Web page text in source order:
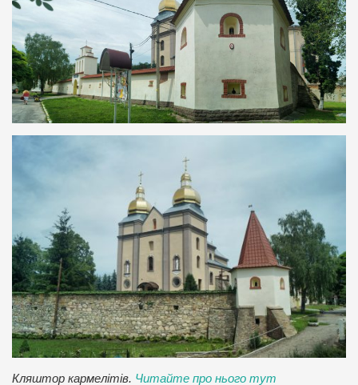
Кляштор кармелітів. Читайте про нього тут